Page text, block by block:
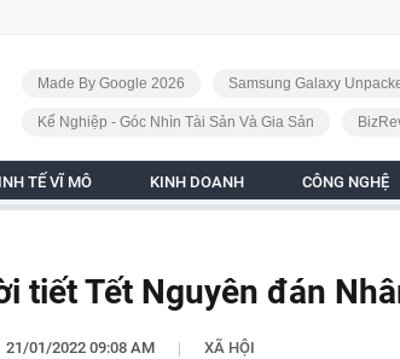
Made By Google 2026 Samsung Galaxy
Kế Nghiệp - Góc Nhìn Tài Sản Và Gia Sản
TẾ VĨ MÔ KINH DOANH CÔNG NGHỆ
tiết Tết Nguyên đán
21/01/2022 09:08 AM | XÃ HỘI